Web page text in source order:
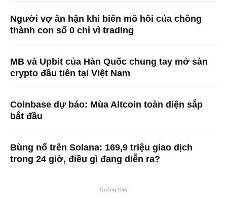
Người vợ ân hận khi biến mồ hôi của chồng
thành con số 0 chỉ vì trading
MB và Upbit của Hàn Quốc chung tay mở sàn
crypto đầu tiên tại Việt Nam
Coinbase dự báo: Mùa Altcoin toàn diện sắp
bắt đầu
Bùng nổ trên Solana: 169,9 triệu giao dịch
trong 24 giờ, điều gì đang diễn ra?
Quảng Cáo